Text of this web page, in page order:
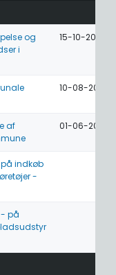
og
i
15-10-2026
10-08-2026
af
01-06-2026
indkøb
-
på